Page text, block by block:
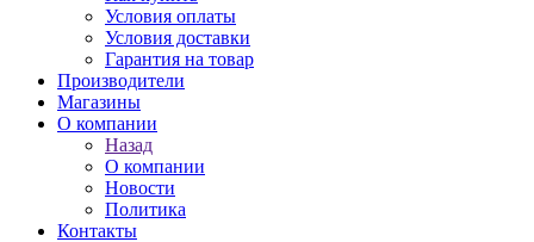
Условия оплаты
Условия доставки
Гарантия на товар
Производители
Магазины
О компании
Назад
О компании
Новости
Политика
Контакты